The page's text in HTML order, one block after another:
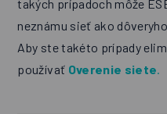
takých prípadoch môže
neznámu sieť ako
Aby ste takéto prípady
používať Overenie siete.